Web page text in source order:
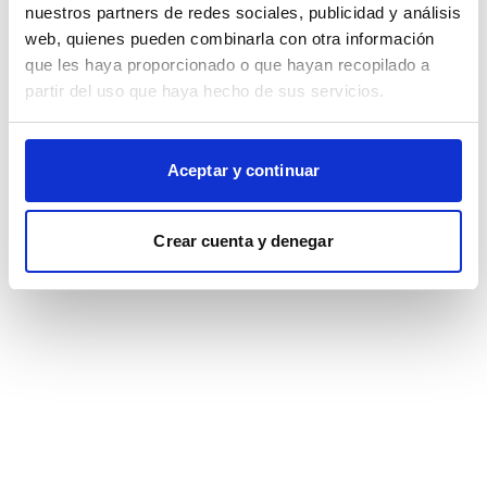
nuestros partners de redes sociales, publicidad y análisis
web, quienes pueden combinarla con otra información
que les haya proporcionado o que hayan recopilado a
partir del uso que haya hecho de sus servicios.
Aceptar y continuar
Crear cuenta y denegar
browser console for more information).